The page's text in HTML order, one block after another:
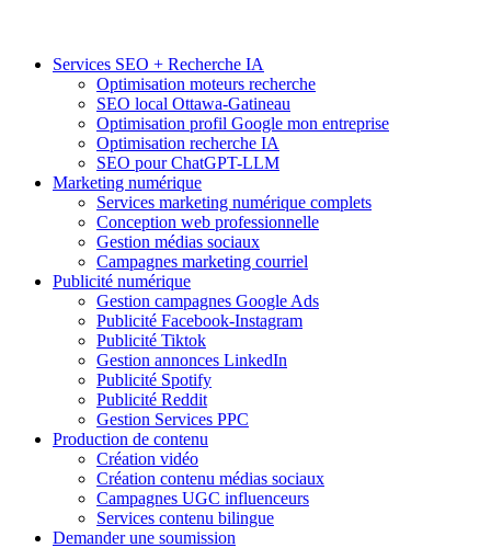
Services SEO + Recherche IA
Optimisation moteurs recherche
SEO local Ottawa-Gatineau
Optimisation profil Google mon entreprise
Optimisation recherche IA
SEO pour ChatGPT-LLM
Marketing numérique
Services marketing numérique complets
Conception web professionnelle
Gestion médias sociaux
Campagnes marketing courriel
Publicité numérique
Gestion campagnes Google Ads
Publicité Facebook-Instagram
Publicité Tiktok
Gestion annonces LinkedIn
Publicité Spotify
Publicité Reddit
Gestion Services PPC
Production de contenu
Création vidéo
Création contenu médias sociaux
Campagnes UGC influenceurs
Services contenu bilingue
Demander une soumission